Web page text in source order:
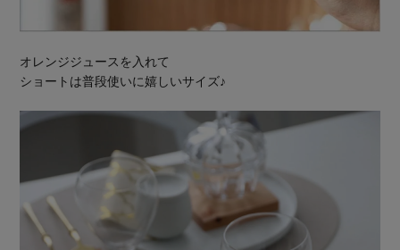
オレンジジュースを入れて
ショートは普段使いに嬉しいサイズ♪